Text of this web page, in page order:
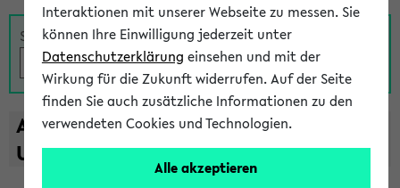
Suche
A B C D E F G H I J K L M N O
U
V W X Y
Z
Interaktionen mit unserer Webseite zu messen. Sie
können Ihre Einwilligung jederzeit unter
Datenschutzerklärung einsehen und mit der
Wirkung für die Zukunft widerrufen. Auf der Seite
finden Sie auch zusätzliche Informationen zu den
verwendeten Cookies und Technologien.
Alle akzeptieren